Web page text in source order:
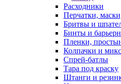
Расходники
Перчатки,
Бритвы и
Бинты и
Пленки,
Колпачки и
Спрей-батлы
Тара под краску
Штанги и